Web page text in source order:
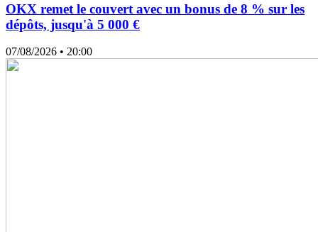
OKX remet le couvert avec un bonus de 8 % sur les
dépôts, jusqu'à 5 000 €
07/08/2026 • 20:00